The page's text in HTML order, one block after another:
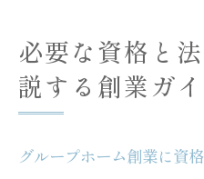
必要な資格と
説する創業ガ
グループホーム創業に資